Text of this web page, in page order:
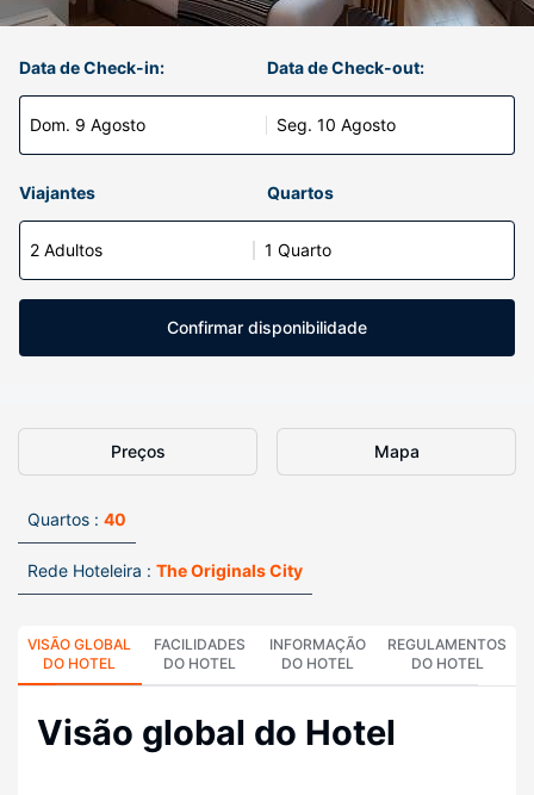
Data de Check-in:
Dom. 9 Agosto
Data de Check-out:
Seg. 10 Agosto
Viajantes Quartos
2 Adultos 1 Quarto
Confirmar disponibilidade
Preços Mapa
Quartos : 40
Rede Hoteleira : The Originals City
VISÃO GLOBAL
DO HOTEL
FACILIDADES
DO HOTEL
INFORMAÇÃO
DO HOTEL
REGULAMENTOS
DO HOTEL
Visão global do Hotel